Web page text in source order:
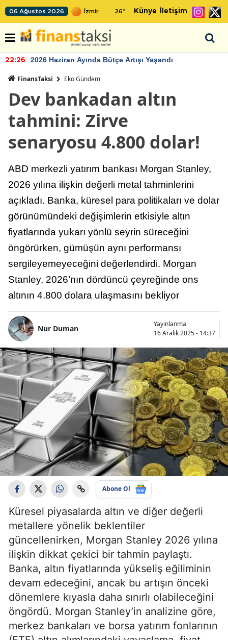
06 Ağustos 2026 26° Künye İletişim
22:26 2026 Haziran Ayında Bütçe Artışı Yaşandı
FinansTaksi Eko Gündem
Dev bankadan altın
tahmini: Zirve
senaryosu 4.800 dolar!
ABD merkezli yatırım bankası Morgan Stanley,
2026 yılına ilişkin değerli metal tahminlerini
açıkladı. Banka, küresel para politikaları ve dolar
görünümündeki değişimlerin etkisiyle altın
fiyatlarında yukarı yönlü seyrin süreceğini
öngörürken, gümüşün aynı performansı
sergileyemeyeceğini değerlendirdi. Morgan
Stanley, 2026’nın dördüncü çeyreğinde ons
altının 4.800 dolara ulaşmasını bekliyor
Nur Duman
Yayınlanma
16 Aralık 2025 - 14:37
Abone Ol
Küresel piyasalarda altın ve diğer değerli
metallere yönelik beklentiler
güncellenirken, Morgan Stanley 2026 yılına
ilişkin dikkat çekici bir tahmin paylaştı.
Banka, altın fiyatlarında yükseliş eğiliminin
devam edeceğini, ancak bu artışın önceki
dönemlere kıyasla daha sınırlı olabileceğini
öngördü. Morgan Stanley’in analizine göre,
merkez bankaları ve borsa yatırım fonlarının